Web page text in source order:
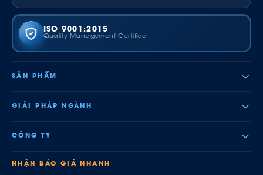
ISO 9001:2015
Quality Management Certified
SẢN PHẨM
GIẢI PHÁP NGÀNH
CÔNG TY
NHẬN BÁO GIÁ NHANH